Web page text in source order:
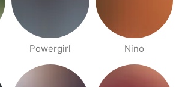
Powergirl Nino